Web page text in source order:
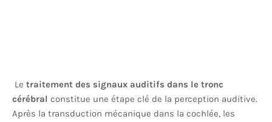
Le traitement des signaux auditifs dans le tronc
cérébral constitue une étape clé de la perception auditive.
Après la transduction mécanique dans la cochlée, les